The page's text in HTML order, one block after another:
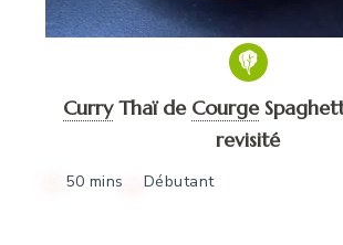
Curry Thaï de Courge
revisité
50 mins Débutant